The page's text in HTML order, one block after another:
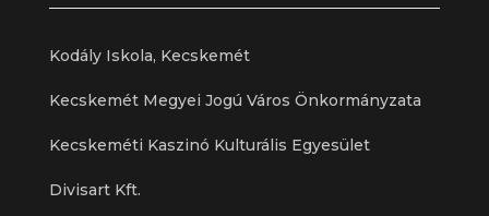
Kodály Iskola, Kecskemét
Kecskemét Megyei Jogú Város Önkormányzata
Kecskeméti Kaszinó Kulturális Egyesület
Divisart Kft.